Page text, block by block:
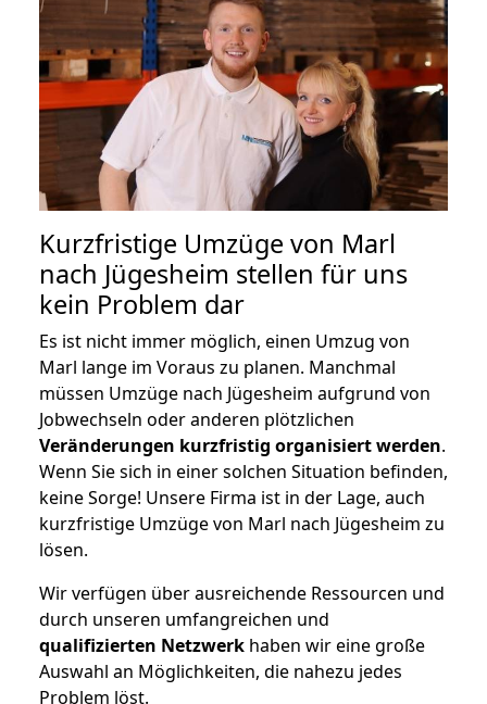
Kurzfristige Umzüge von Marl
nach Jügesheim stellen für uns
kein Problem dar
Es ist nicht immer möglich, einen Umzug von
Marl lange im Voraus zu planen. Manchmal
müssen Umzüge nach Jügesheim aufgrund von
Jobwechseln oder anderen plötzlichen
Veränderungen kurzfristig organisiert werden.
Wenn Sie sich in einer solchen Situation befinden,
keine Sorge! Unsere Firma ist in der Lage, auch
kurzfristige Umzüge von Marl nach Jügesheim zu
lösen.
Wir verfügen über ausreichende Ressourcen und
durch unseren umfangreichen und
qualifizierten Netzwerk haben wir eine große
Auswahl an Möglichkeiten, die nahezu jedes
Problem löst.